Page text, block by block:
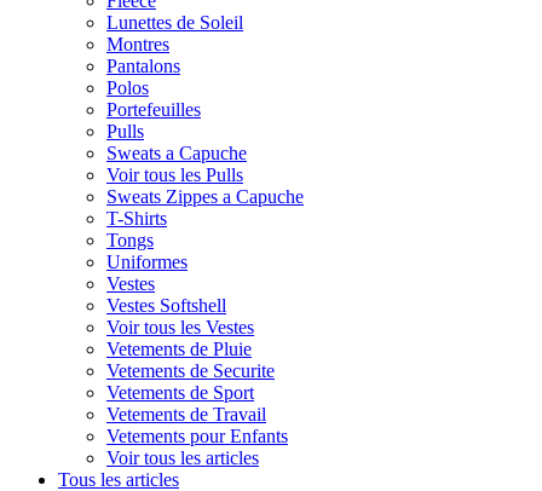
Lunettes de Soleil
Montres
Pantalons
Polos
Portefeuilles
Pulls
Sweats a Capuche
Voir tous les Pulls
Sweats Zippes a Capuche
T-Shirts
Tongs
Uniformes
Vestes
Vestes Softshell
Voir tous les Vestes
Vetements de Pluie
Vetements de Securite
Vetements de Sport
Vetements de Travail
Vetements pour Enfants
Voir tous les articles
Tous les articles